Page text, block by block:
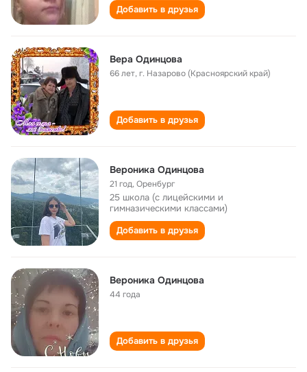
Добавить в друзья
Вера Одинцова
66 лет,г. Назарово (Красноярский край)
Добавить в друзья
Вероника Одинцова
21 год,Оренбург
25 школа (с лицейскими и
гимназическими классами)
Добавить в друзья
Вероника Одинцова
44 года
Добавить в друзья